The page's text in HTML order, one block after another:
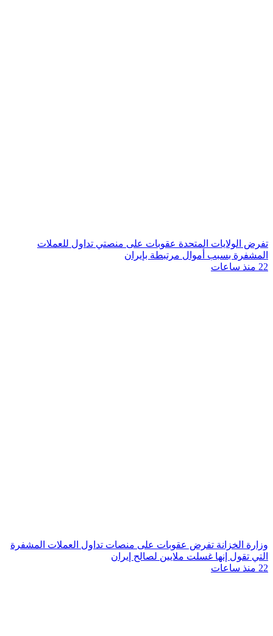
تفرض الولايات المتحدة عقوبات على منصتي تداول للعملات
المشفرة بسبب أموال مرتبطة بإيران
22 منذ ساعات
وزارة الخزانة تفرض عقوبات على منصات تداول العملات المشفرة
التي تقول إنها غسلت ملايين لصالح إيران
22 منذ ساعات